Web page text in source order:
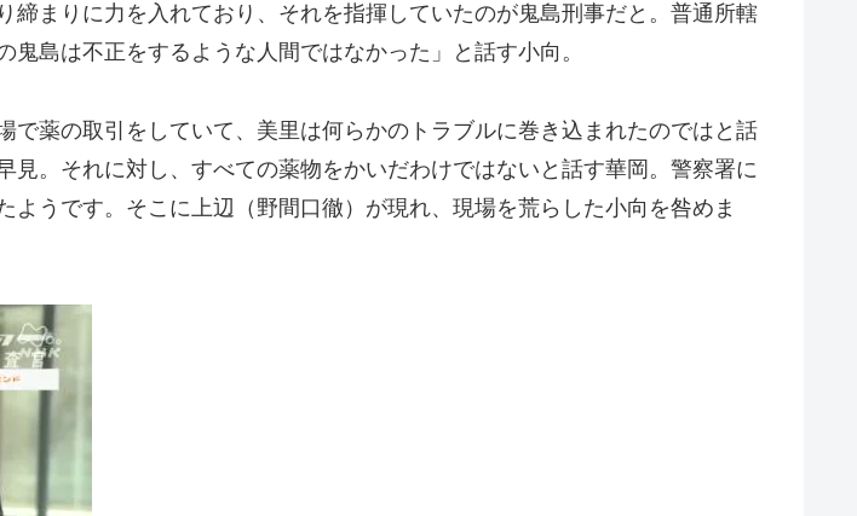
まりに力を入れており、それを指揮していたのが鬼島刑事だと。普通所轄
島は不正をするような人間ではなかった」と話す小向。
薬の取引をしていて、美里は何らかのトラブルに巻き込まれたのではと話
。それに対し、すべての薬物をかいだわけではないと話す華岡。警察署に
うです。そこに上辺（野間口徹）が現れ、現場を荒らした小向を咎めま